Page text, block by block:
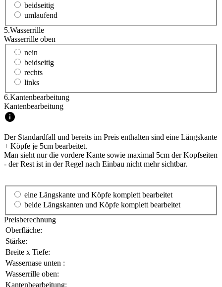
beidseitig
umlaufend
5.Wasserrille
Wasserrille oben
nein
beidseitig
rechts
links
6.Kantenbearbeitung
Kantenbearbeitung
Der Standardfall und bereits im Preis enthalten sind eine Längskante
+ Köpfe je 5cm bearbeitet.
Man sieht nur die vordere Kante sowie maximal 5cm der Kopfseiten
- der Rest ist in der Regel nach Einbau nicht mehr sichtbar.
eine Längskante und Köpfe komplett bearbeitet
beide Längskanten und Köpfe komplett bearbeitet
Preisberechnung
Oberfläche:
Stärke:
Breite x Tiefe:
Wassernase unten :
Wasserrille oben:
Kantenbearbeitung: